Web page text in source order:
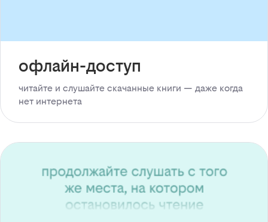
офлайн-доступ
читайте и слушайте скачанные книги — даже когда
нет интернета